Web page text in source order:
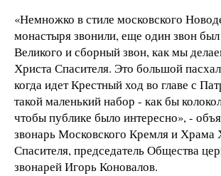
«Немножко в стиле московского
монастыря звонили, еще один звон был
Великого и сборный звон, как мы
Христа Спасителя. Это большой
когда идет Крестный ход во главе с
такой маленький набор - как бы
чтобы публике было интересно», -
звонарь Московского Кремля и Храма
Спасителя, председатель Общества
звонарей Игорь Коновалов.